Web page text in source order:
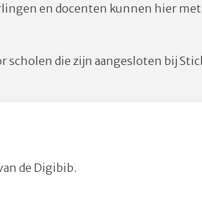
de Digibib.
en docenten kunnen hier met
scholen die zijn aangesloten bij